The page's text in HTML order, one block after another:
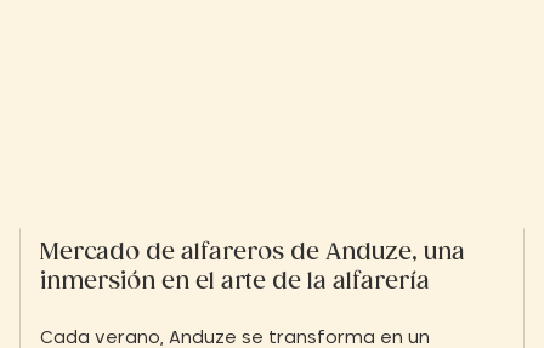
Mercado de alfareros de Anduze, una
inmersión en el arte de la alfarería
Cada verano, Anduze se transforma en un